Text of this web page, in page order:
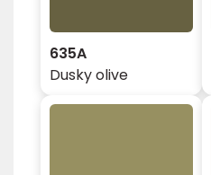
635A
Dusky olive